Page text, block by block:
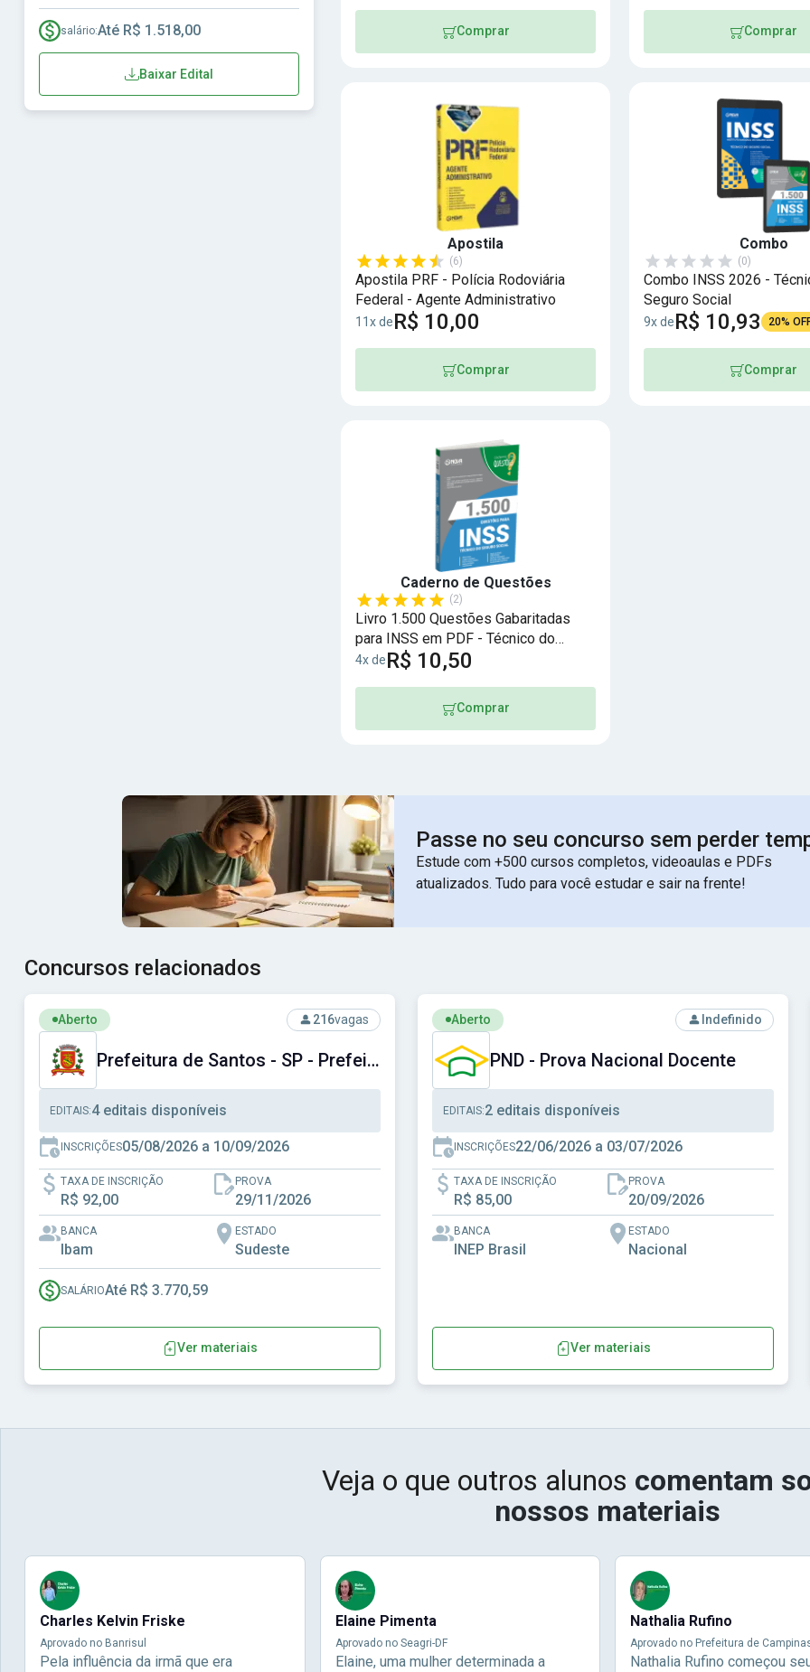
salário:Até R$ 1.518,00
Baixar Edital
Comprar Comprar
Apostila
(6)
Apostila PRF - Polícia Rodoviária
Federal - Agente Administrativo
11x deR$ 10,00
Comprar
Combo
(0)
Combo INSS 2026 -
Seguro Social
9x deR$ 10,93 20%
Comprar
Caderno de Questões
(2)
Livro 1.500 Questões Gabaritadas
para INSS em PDF - Técnico do
Seguro Social
4x deR$ 10,50
Comprar
Passe no seu concurso sem perder
Estude com +500 cursos completos, videoaulas e PDFs
atualizados. Tudo para você estudar e sair na frente!
Concursos relacionados
Ver concurso: Prefeitura de Santos - SP - Prefeitura Municipal de Santos - SP
Aberto 216vagas
Prefeitura de Santos - SP - Prefeitura Municipal de Santos - SP
EDITAIS:4 editais disponíveis
INSCRIÇÕES05/08/2026 a 10/09/2026
TAXA DE INSCRIÇÃO
R$ 92,00
PROVA
29/11/2026
BANCA
Ibam
ESTADO
Sudeste
SALÁRIOAté R$ 3.770,59
Ver materiais
Ver concurso: PND - Prova Nacional Docente
Aberto Indefinido
PND - Prova Nacional Docente
EDITAIS:2 editais disponíveis
INSCRIÇÕES22/06/2026 a 03/07/2026
TAXA DE INSCRIÇÃO
R$ 85,00
PROVA
20/09/2026
BANCA
INEP Brasil
ESTADO
Nacional
Ver materiais
Veja o que outros alunos comentam
nossos materiais
Charles Kelvin Friske
Aprovado no Banrisul
Pela influência da irmã que era
Elaine Pimenta
Aprovado no Seagri-DF
Elaine, uma mulher determinada a
Nathalia Rufino
Aprovado no Prefeitura de
Nathalia Rufino começou